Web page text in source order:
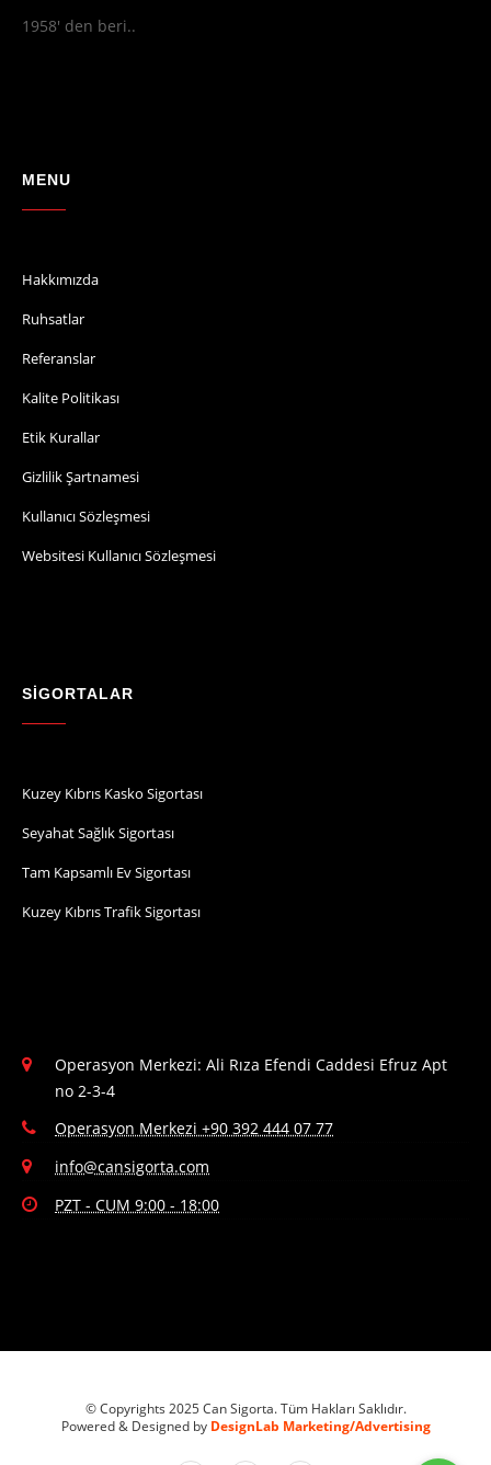
1958' den beri..
MENU
Hakkımızda
Ruhsatlar
Referanslar
Kalite Politikası
Etik Kurallar
Gizlilik Şartnamesi
Kullanıcı Sözleşmesi
Websitesi Kullanıcı Sözleşmesi
SİGORTALAR
Kuzey Kıbrıs Kasko Sigortası
Seyahat Sağlık Sigortası
Tam Kapsamlı Ev Sigortası
Kuzey Kıbrıs Trafik Sigortası
Operasyon Merkezi: Ali Rıza Efendi Caddesi Efruz Apt
no 2-3-4
Operasyon Merkezi +90 392 444 07 77
info@cansigorta.com
PZT - CUM 9:00 - 18:00
© Copyrights 2025 Can Sigorta. Tüm Hakları Saklıdır.
Powered & Designed by DesignLab Marketing/Advertising